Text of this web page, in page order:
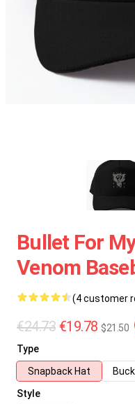
Bullet For
Venom
(4 customer
€24.73 €19.78 $21.50
Type
Snapback Hat
Style